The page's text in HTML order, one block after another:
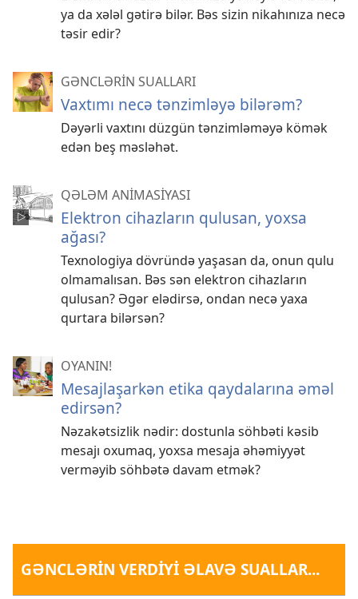
ya da xələl gətirə bilər. Bəs sizin nikahınıza necə
təsir edir?
GƏNCLƏRİN SUALLARI
Vaxtımı necə tənzimləyə bilərəm?
Dəyərli vaxtını düzgün tənzimləməyə kömək
edən beş məsləhət.
QƏLƏM ANİMASİYASI
Elektron cihazların qulusan, yoxsa
ağası?
Texnologiya dövründə yaşasan da, onun qulu
olmamalısan. Bəs sən elektron cihazların
qulusan? Əgər elədirsə, ondan necə yaxa
qurtara bilərsən?
OYANIN!
Mesajlaşarkən etika qaydalarına əməl
edirsən?
Nəzakətsizlik nədir: dostunla söhbəti kəsib
mesajı oxumaq, yoxsa mesaja əhəmiyyət
verməyib söhbətə davam etmək?
GƏNCLƏRİN VERDİYİ ƏLAVƏ SUALLAR...